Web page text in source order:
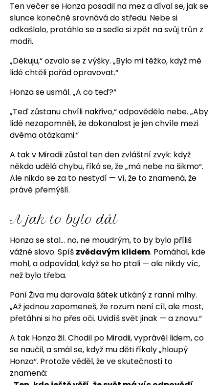
Ten večer se Honza posadil na mez a díval se, jak se
slunce konečně srovnává do středu. Nebe si
odkašlalo, protáhlo se a sedlo si zpět na svůj trůn z
modři.
„Děkuju,“ ozvalo se z výšky. „Bylo mi těžko, když mě
lidé chtěli pořád opravovat.“
Honza se usmál. „A co teď?“
„Teď zůstanu chvíli nakřivo,“ odpovědělo nebe. „Aby
lidé nezapomněli, že dokonalost je jen chvíle mezi
dvěma otázkami.“
A tak v Miradii zůstal ten den zvláštní zvyk: když
někdo udělá chybu, říká se, že „má nebe na šikmo“.
Ale nikdo se za to nestydí — ví, že to znamená, že
právě přemýšlí.
A jak to bylo dál
Honza se stal… no, ne moudrým, to by bylo příliš
vážné slovo. Spíš zvědavým klidem. Pomáhal, kde
mohl, a odpovídal, když se ho ptali — ale nikdy víc,
než bylo třeba.
Paní Živa mu darovala šátek utkáný z ranní mlhy.
„Až jednou zapomeneš, že rozum není cíl, ale most,
přetáhni si ho přes oči. Uvidíš svět jinak — a znovu.“
A tak Honza žil. Chodil po Miradii, vyprávěl lidem, co
se naučil, a smál se, když mu děti říkaly „hloupý
Honza“. Protože věděl, že ve skutečnosti to
znamená: